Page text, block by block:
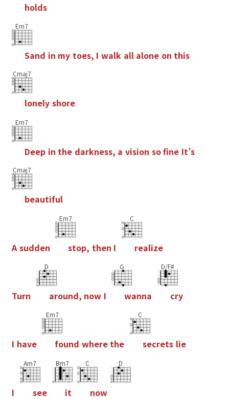
holds
Em7
Sand in my toes, I walk all alone on this
Cmaj7
lonely shore
Em7
Deep in the darkness, a vision sofne It’s
Cmaj7
beautiful
A sudden
Em7
stop, then I
C
realize
Turn
D
around, now I
G
wanna
D/F#
cry
I have
Em7
found where the
C
secrets lie
I
Am7
see
Bm7
it
C
now
D